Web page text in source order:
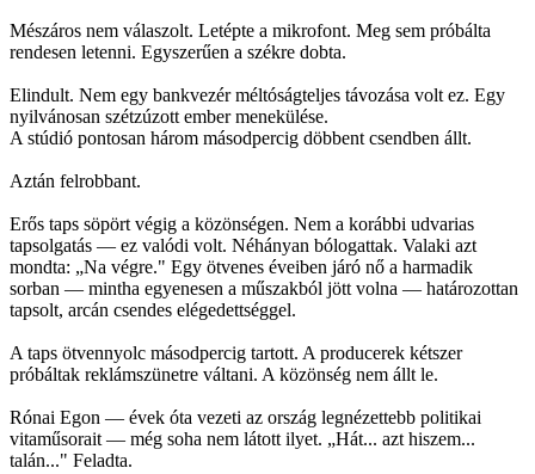
Mészáros nem válaszolt. Letépte a mikrofont. Meg sem próbálta
rendesen letenni. Egyszerűen a székre dobta.
Elindult. Nem egy bankvezér méltóságteljes távozása volt ez. Egy
nyilvánosan szétzúzott ember menekülése.
A stúdió pontosan három másodpercig döbbent csendben állt.
Aztán felrobbant.
Erős taps söpört végig a közönségen. Nem a korábbi udvarias
tapsolgatás — ez valódi volt. Néhányan bólogattak. Valaki azt
mondta: „Na végre." Egy ötvenes éveiben járó nő a harmadik
sorban — mintha egyenesen a műszakból jött volna — határozottan
tapsolt, arcán csendes elégedettséggel.
A taps ötvennyolc másodpercig tartott. A producerek kétszer
próbáltak reklámszünetre váltani. A közönség nem állt le.
Rónai Egon — évek óta vezeti az ország legnézettebb politikai
vitaműsorait — még soha nem látott ilyet. „Hát... azt hiszem...
talán..." Feladta.